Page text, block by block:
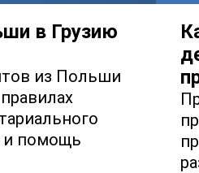
в Грузию
из Польши
и помощь